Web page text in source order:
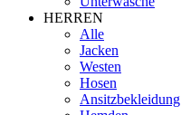
HERREN
Alle
Jacken
Westen
Hosen
Ansitzbekleidung